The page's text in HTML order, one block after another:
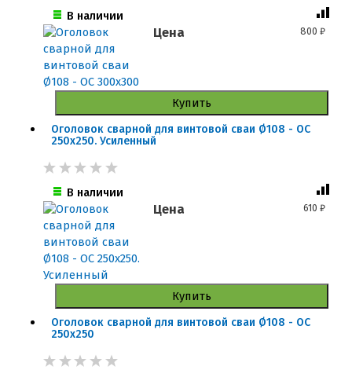
В наличии
Цена 800₽
Купить
Оголовок сварной для винтовой сваи Ø108 - ОС
250x250. Усиленный
В наличии
Цена 610₽
Купить
Оголовок сварной для винтовой сваи Ø108 - ОС
250x250